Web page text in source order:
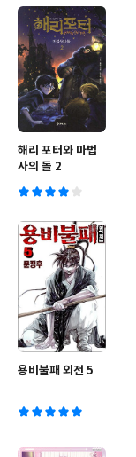
해리 포터와 마법
사의 돌 2
용비불패 외전 5